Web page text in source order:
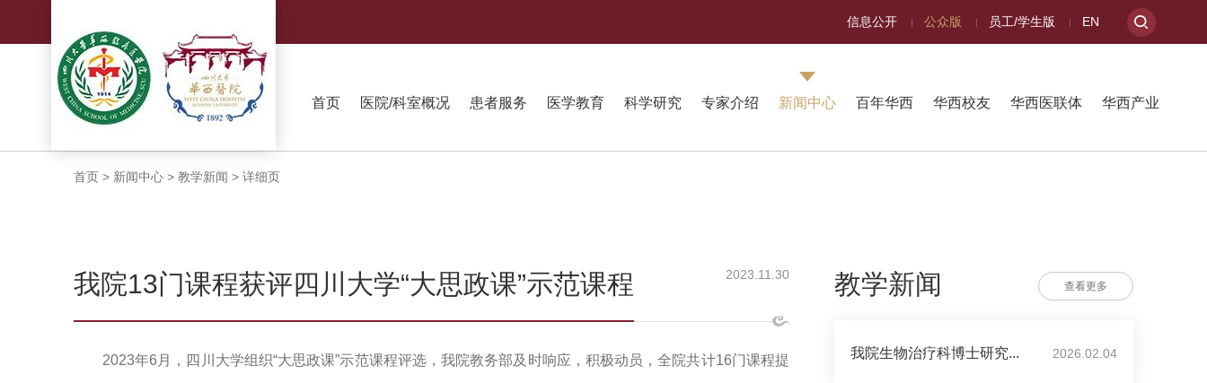
信息公开 公众版 员工/学生版 EN
首页 医院/科室概况 患者服务 医学教育 科学研究 专家介绍 新闻中心 百年华西 华西校友 华西医联体 华西产业
首页 > 新闻中心 > 教学新闻 > 详细页
我院13门课程获评四川大学“大思政课”示范课程 2023.11.30
2023年6月，四川大学组织“大思政课”示范课程评选，我院教务部及时响应，积极动员，全院共计16门课程提
教学新闻 查看更多
我院生物治疗科博士研究... 2026.02.04